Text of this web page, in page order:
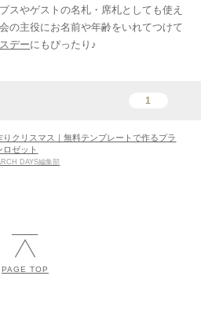
スやゲストの名札・席札としても使え
の主役にお名前や年齢をいれてつけて
デーにもぴったり♪
1
りクリスマス｜無料テンプレートで作るプラ
ロゼット
DAYS編集部
PAGE TOP